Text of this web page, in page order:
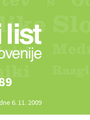
6. 11. 2009